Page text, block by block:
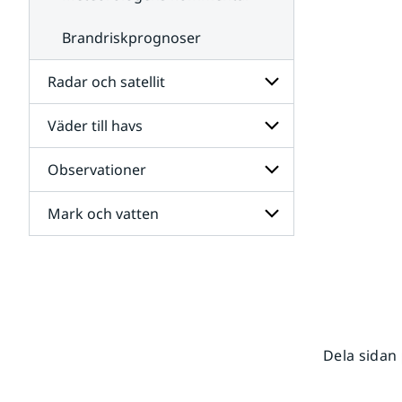
Brandriskprognoser
Radar och satellit
Undersidor
för
Radar
och
satellit
Väder till havs
Undersidor
för
Väder
till
havs
Observationer
Undersidor
för
Mark och vatten
Dela sidan